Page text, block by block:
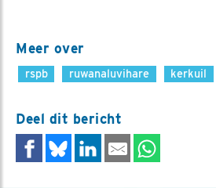
Meer over
rspb ruwanaluvihare kerkuil
Deel dit bericht